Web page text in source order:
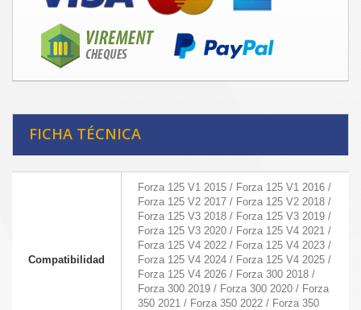
FICHA TÉCNICA
Compatibilidad
Forza 125 V1 2015 / Forza 125 V1 2016 /
Forza 125 V2 2017 / Forza 125 V2 2018 /
Forza 125 V3 2018 / Forza 125 V3 2019 /
Forza 125 V3 2020 / Forza 125 V4 2021 /
Forza 125 V4 2022 / Forza 125 V4 2023 /
Forza 125 V4 2024 / Forza 125 V4 2025 /
Forza 125 V4 2026 / Forza 300 2018 /
Forza 300 2019 / Forza 300 2020 / Forza
350 2021 / Forza 350 2022 / Forza 350